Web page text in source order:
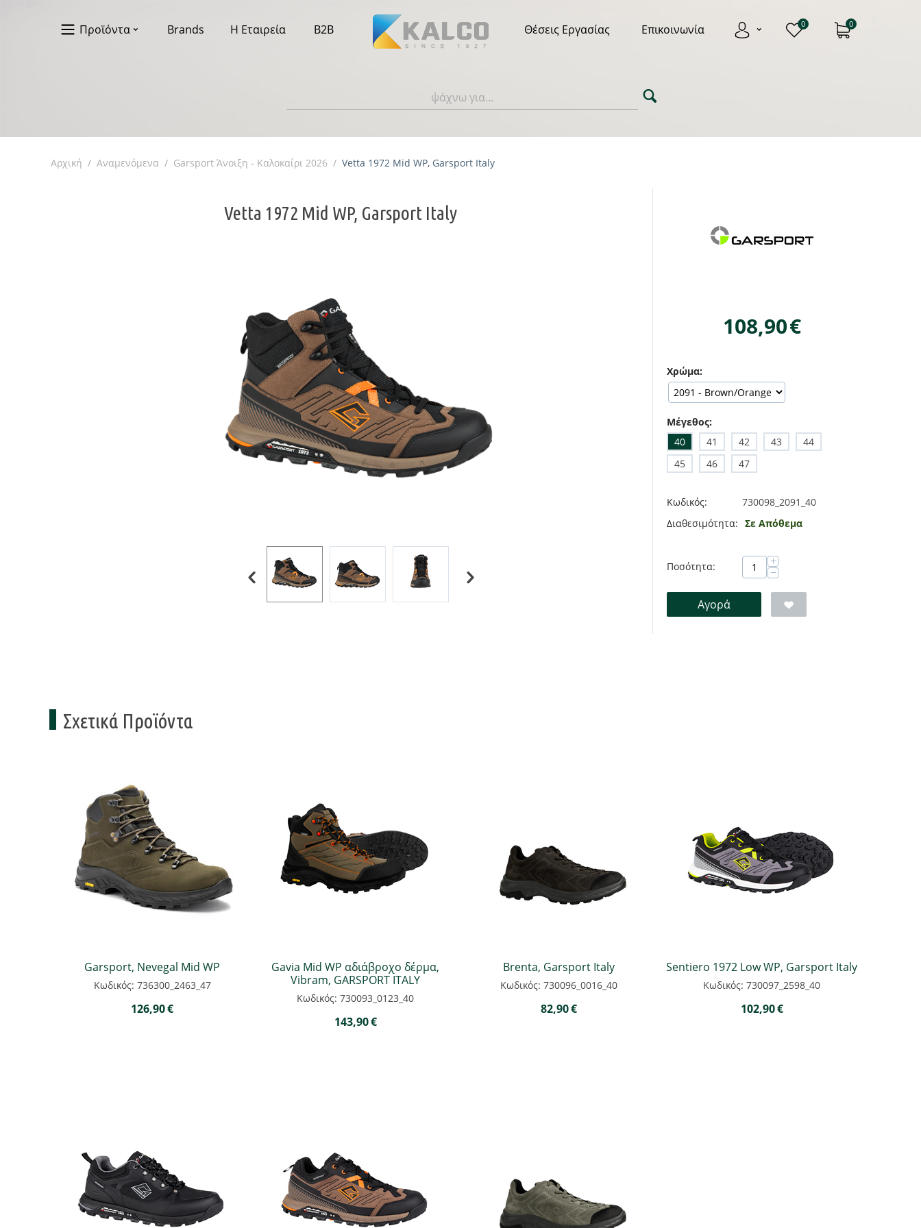
Προϊόντα Brands Η Εταιρεία B2B Θέσεις Εργασίας Επικοινωνία 0 0
Αρχική / Αναμενόμενα / Garsport Άνοιξη - Καλοκαίρι 2026 / Vetta 1972 Mid WP, Garsport Italy
Vetta 1972 Mid WP, Garsport Italy
108,90€
Χρώμα:
Μέγεθος:
40
41 42 43
44
45
46 47
Κωδικός:
730098_2091_40
Διαθεσιμότητα: Σε Απόθεμα
Ποσότητα: +
−
Αγορά
Σχετικά Προϊόντα
Garsport, Nevegal Mid WP
Κωδικός: 736300_2463_47
126,90€
Gavia Mid WP αδιάβροχο δέρμα,
Vibram, GARSPORT ITALY
Κωδικός: 730093_0123_40
143,90€
Brenta, Garsport Italy
Κωδικός: 730096_0016_40
82,90€
Sentiero 1972 Low WP, Garsport Italy
Κωδικός: 730097_2598_40
102,90€